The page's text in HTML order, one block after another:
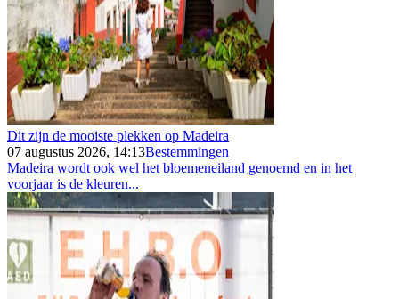
Dit zijn de mooiste plekken op Madeira
07 augustus 2026, 14:13Bestemmingen
Madeira wordt ook wel het bloemeneiland genoemd en in het
voorjaar is de kleuren...